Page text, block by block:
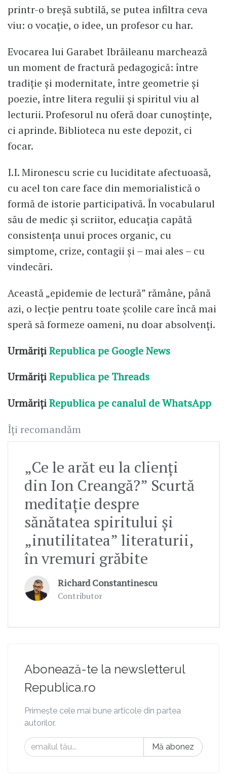
printr-o breșă subtilă, se putea infiltra ceva
viu: o vocație, o idee, un profesor cu har.
Evocarea lui Garabet Ibrăileanu marchează
un moment de fractură pedagogică: între
tradiție și modernitate, între geometrie și
poezie, între litera regulii și spiritul viu al
lecturii. Profesorul nu oferă doar cunoștințe,
ci aprinde. Biblioteca nu este depozit, ci
focar.
I.I. Mironescu scrie cu luciditate afectuoasă,
cu acel ton care face din memorialistică o
formă de istorie participativă. În vocabularul
său de medic și scriitor, educația capătă
consistența unui proces organic, cu
simptome, crize, contagii și – mai ales – cu
vindecări.
Această „epidemie de lectură” rămâne, până
azi, o lecție pentru toate școlile care încă mai
speră să formeze oameni, nu doar absolvenți.
UrmărițiRepublica pe Google News
UrmărițiRepublica pe Threads
UrmărițiRepublica pe canalul de WhatsApp
Îți recomandăm
„Ce le arăt eu la clienți
din Ion Creangă?” Scurtă
meditație despre
sănătatea spiritului și
„inutilitatea” literaturii,
în vremuri grăbite
Richard Constantinescu
Contributor
Abonează-te la newsletterul
Republica.ro
Primește cele mai bune articole din partea
autorilor.
Mă abonez